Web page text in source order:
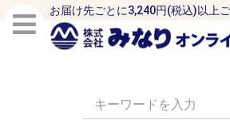
お届け先ごとに3,240円(税込)以上